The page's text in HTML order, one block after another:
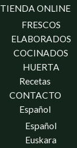
TIENDA ONLINE
FRESCOS
ELABORADOS
COCINADOS
HUERTA
Recetas
CONTACTO
Español
Español
Euskara